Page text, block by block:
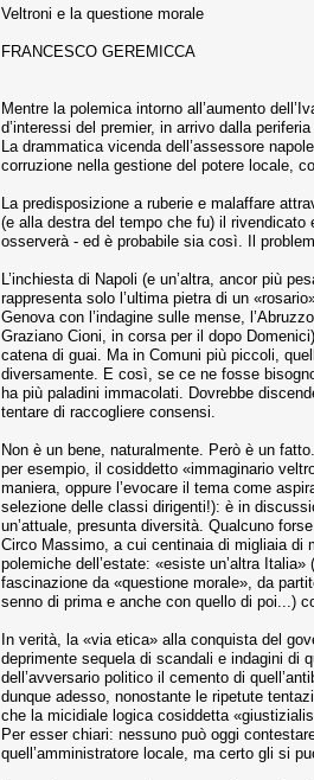
Veltroni e la questione morale
FRANCESCO GEREMICCA
Mentre la polemica intorno all’aumento
d’interessi del premier, in arrivo dalla
La drammatica vicenda dell’assessore
corruzione nella gestione del potere locale,
La predisposizione a ruberie e malaffare
(e alla destra del tempo che fu) il
osserverà - ed è probabile sia così. Il
L’inchiesta di Napoli (e un’altra, ancor più
rappresenta solo l’ultima pietra di un
Genova con l’indagine sulle mense,
Graziano Cioni, in corsa per il dopo
catena di guai. Ma in Comuni più piccoli,
diversamente. E così, se ce ne fosse
ha più paladini immacolati. Dovrebbe
tentare di raccogliere consensi.
Non è un bene, naturalmente. Però è un
per esempio, il cosiddetto «immaginario
maniera, oppure l’evocare il tema come
selezione delle classi dirigenti!): è in
un’attuale, presunta diversità. Qualcuno
Circo Massimo, a cui centinaia di migliaia di
polemiche dell’estate: «esiste un’altra
fascinazione da «questione morale», da
senno di prima e anche con quello di poi...)
In verità, la «via etica» alla conquista del
deprimente sequela di scandali e indagini di
dell’avversario politico il cemento di
dunque adesso, nonostante le ripetute
che la micidiale logica cosiddetta
Per esser chiari: nessuno può oggi
quell’amministratore locale, ma certo gli si